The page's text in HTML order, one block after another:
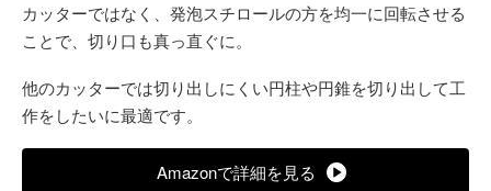
カッターではなく、発泡スチロールの方を均一に回転させる
ことで、切り口も真っ直ぐに。
他のカッターでは切り出しにくい円柱や円錐を切り出して工
作をしたいに最適です。
Amazonで詳細を見る